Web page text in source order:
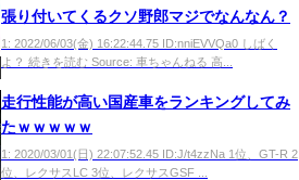
張り付いてくるクソ野郎マジでなんなん？
1: 2022/06/03(金) 16:22:44.75 ID:nniEVVQa0 しばく
よ？ 続きを読む Source: 車ちゃんねる 高...
走行性能が高い国産車をランキングしてみ
たｗｗｗｗｗ
1: 2020/03/01(日) 22:07:52.45 ID:J/t4zzNa 1位、GT-R 2
位、レクサスLC 3位、レクサスGSF ...